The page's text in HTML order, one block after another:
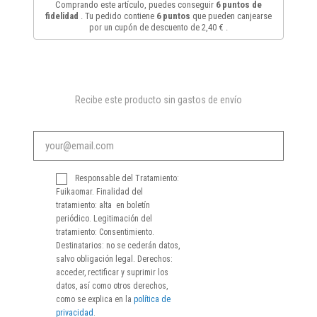
Comprando este artículo, puedes conseguir 6puntos de
fidelidad
. Tu pedido contiene 6puntos que pueden canjearse
por un cupón de descuento de 2,40 €
Recibe este producto sin gastos de envío
Responsable del Tratamiento:
Fuikaomar. Finalidad del
tratamiento: alta en boletín
periódico. Legitimación del
tratamiento: Consentimiento.
Destinatarios: no se cederán datos,
salvo obligación legal. Derechos:
acceder, rectificar y suprimir los
datos, así como otros derechos,
como se explica en la política de
privacidad .